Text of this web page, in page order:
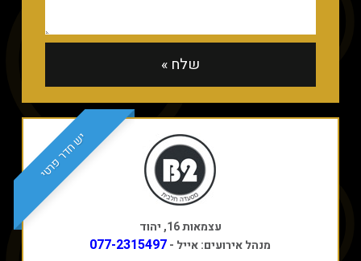
יש חדר פרטי
עצמאות 16, יהוד
מנהל אירועים: אייל -077-2315497